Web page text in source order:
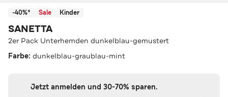
-40%* Sale Kinder
SANETTA
2er Pack Unterhemden dunkelblau-gemustert
Farbe: dunkelblau-graublau-mint
Jetzt anmelden und 30-70% sparen.